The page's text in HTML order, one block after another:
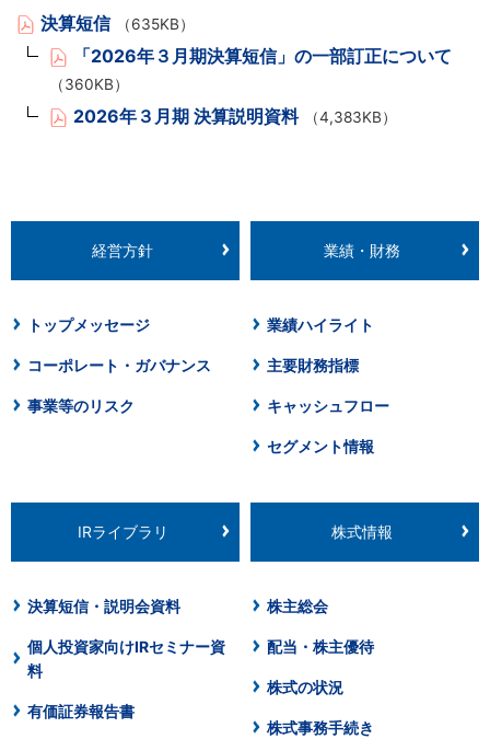
決算短信 （635KB）
「2026年３月期決算短信」の一部訂正について
（360KB）
2026年３月期 決算説明資料 （4,383KB）
経営方針
トップメッセージ
コーポレート・ガバナンス
事業等のリスク
業績・財務
業績ハイライト
主要財務指標
キャッシュフロー
セグメント情報
IRライブラリ
決算短信・説明会資料
個人投資家向けIRセミナー資
料
有価証券報告書
株式情報
株主総会
配当・株主優待
株式の状況
株式事務手続き